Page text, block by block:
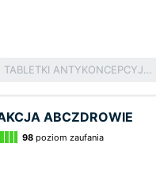
TABLETKI ANTYKONCEPCYJNE
ABCZDROWIE
98 poziom zaufania